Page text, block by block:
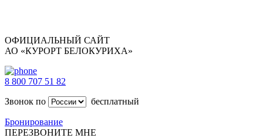
ОФИЦИАЛЬНЫЙ САЙТ
АО «КУРОРТ БЕЛОКУРИХА»
8 800 707 51 82
Звонок по
бесплатный
Бронирование
ПЕРЕЗВОНИТЕ МНЕ